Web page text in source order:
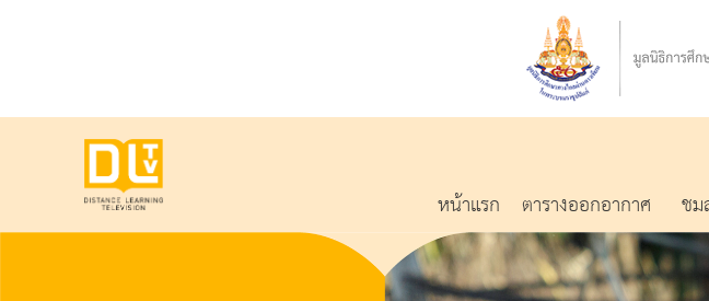
หน้าแรก ตารางออกอากาศ ช